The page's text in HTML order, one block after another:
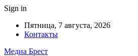
Sign in
Пятница, 7 августа, 2026
Контакты
Медиа Брест